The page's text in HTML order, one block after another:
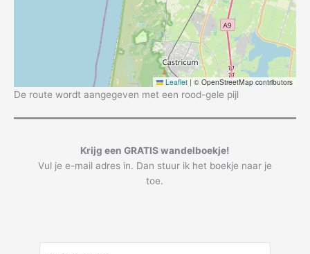
Leaflet | © OpenStreetMap contributors
De route wordt aangegeven met een rood-gele pijl
Krijg een GRATIS wandelboekje!
Vul je e-mail adres in. Dan stuur ik het boekje naar je
toe.